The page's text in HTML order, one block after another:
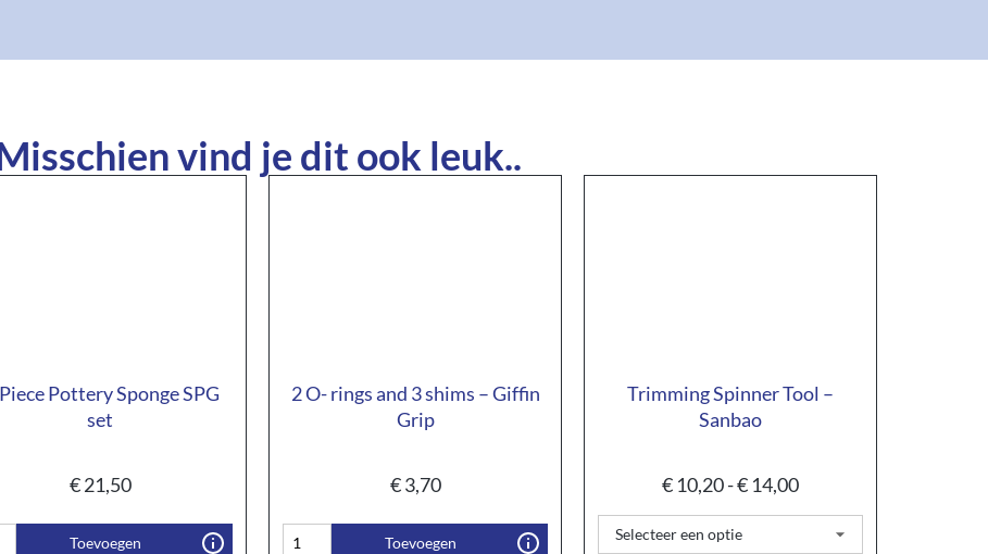
vind je dit ook leuk..
Pottery Sponge SPG
set
€21,50
Toevoegen
2 O- rings and 3 shims – Giffin
Grip
€3,70
Toevoegen
Trimming Spinner Tool –
Sanbao
€ 10,20-€ 14,00